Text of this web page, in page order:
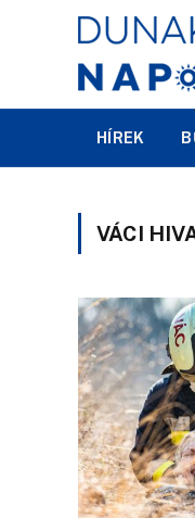
HÍREK
VÁCI